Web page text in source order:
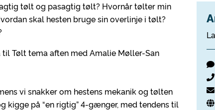
tølt og pasagtig tølt? Hvornår tølter min
skal hesten bruge sin overlinje i tølt?
Tølt tema aften med Amalie Møller-San
vi snakker om hestens mekanik og tølten
kigge på “en rigtig” 4-gænger, med tendens til